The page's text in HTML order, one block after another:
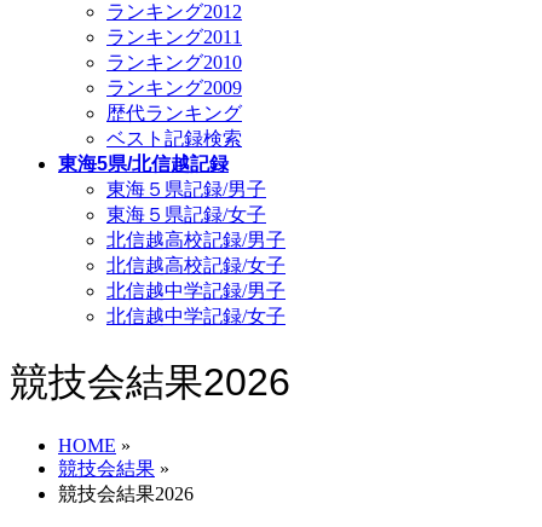
ランキング2012
ランキング2011
ランキング2010
ランキング2009
歴代ランキング
ベスト記録検索
東海5県/北信越記録
東海５県記録/男子
東海５県記録/女子
北信越高校記録/男子
北信越高校記録/女子
北信越中学記録/男子
北信越中学記録/女子
競技会結果2026
HOME »
競技会結果 »
競技会結果2026